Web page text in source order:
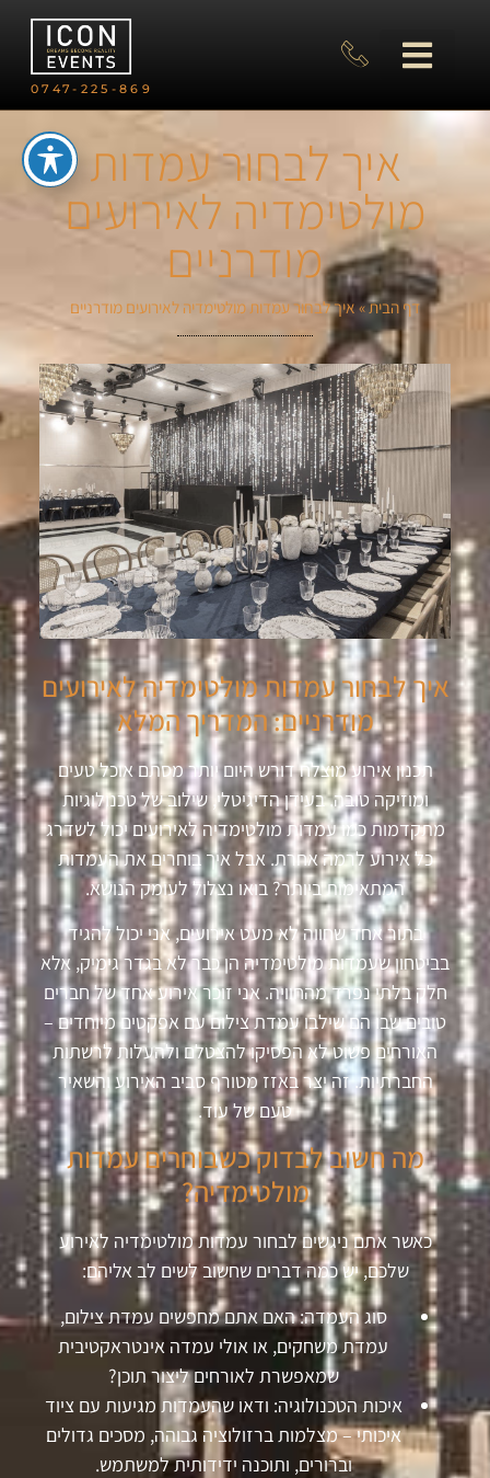
0747-225-869
איך לבחור עמדות
מולטימדיה לאירועים
מודרניים
דף הבית»איך לבחור עמדות מולטימדיה לאירועים מודרניים
איך לבחור עמדות מולטימדיה לאירועים
מודרניים: המדריך המלא
תכנון אירוע מוצלח דורש היום יותר מסתם אוכל טעים
ומוזיקה טובה. בעידן הדיגיטלי, שילוב של טכנולוגיות
מתקדמות כמו עמדות מולטימדיה לאירועים יכול לשדרג
כל אירוע לרמה אחרת. אבל איך בוחרים את העמדות
המתאימות ביותר? בואו נצלול לעומק הנושא.
בתור אחד שחווה לא מעט אירועים, אני יכול להגיד
בביטחון שעמדות מולטימדיה הן כבר לא בגדר גימיק, אלא
חלק בלתי נפרד מהחוויה. אני זוכר אירוע אחד של חברים
טובים שבו הם שילבו עמדת צילום עם אפקטים מיוחדים –
האורחים פשוט לא הפסיקו להצטלם ולהעלות לרשתות
החברתיות. זה יצר באזז מטורף סביב האירוע והשאיר
טעם של עוד.
מה חשוב לבדוק כשבוחרים עמדות
מולטימדיה?
כאשר אתם ניגשים לבחור עמדות מולטימדיה לאירוע
שלכם, יש כמה דברים שחשוב לשים לב אליהם:
סוג העמדה: האם אתם מחפשים עמדת צילום,
עמדת משחקים, או אולי עמדה אינטראקטיבית
שמאפשרת לאורחים ליצור תוכן?
איכות הטכנולוגיה: ודאו שהעמדות מגיעות עם ציוד
איכותי – מצלמות ברזולוציה גבוהה, מסכים גדולים
וברורים, ותוכנה ידידותית למשתמש.